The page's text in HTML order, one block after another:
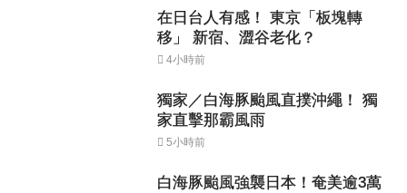
在日台人有感！ 東京「板塊轉
移」 新宿、澀谷老化？
4小時前
獨家／白海豚颱風直撲沖繩！ 獨
家直擊那霸風雨
5小時前
白海豚颱風強襲日本！奄美逾3萬